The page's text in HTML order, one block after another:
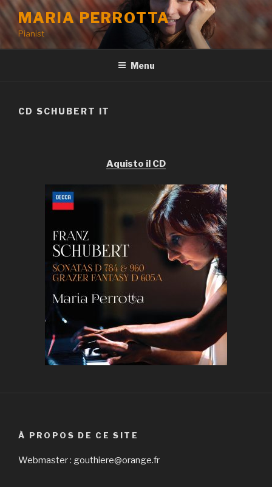
Aller
au
contenu
principal
MARIA PERROTTA
Pianist
Menu
CD SCHUBERT IT
Aquisto il CD
À PROPOS DE CE SITE
Webmaster : gouthiere@orange.fr